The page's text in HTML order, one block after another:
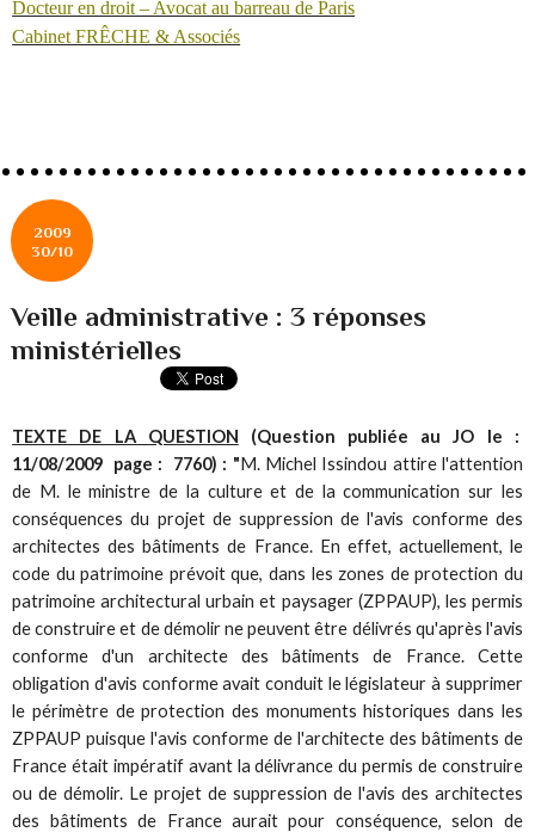
Docteur en droit – Avocat au barreau de Paris
Cabinet FRÊCHE & Associés
2009
30/10
Veille administrative : 3 réponses
ministérielles
TEXTE DE LA QUESTION (Question publiée au JO le :
11/08/2009 page : 7760) : "M. Michel Issindou attire l'attention
de M. le ministre de la culture et de la communication sur les
conséquences du projet de suppression de l'avis conforme des
architectes des bâtiments de France. En effet, actuellement, le
code du patrimoine prévoit que, dans les zones de protection du
patrimoine architectural urbain et paysager (ZPPAUP), les permis
de construire et de démolir ne peuvent être délivrés qu'après l'avis
conforme d'un architecte des bâtiments de France. Cette
obligation d'avis conforme avait conduit le législateur à supprimer
le périmètre de protection des monuments historiques dans les
ZPPAUP puisque l'avis conforme de l'architecte des bâtiments de
France était impératif avant la délivrance du permis de construire
ou de démolir. Le projet de suppression de l'avis des architectes
des bâtiments de France aurait pour conséquence, selon de